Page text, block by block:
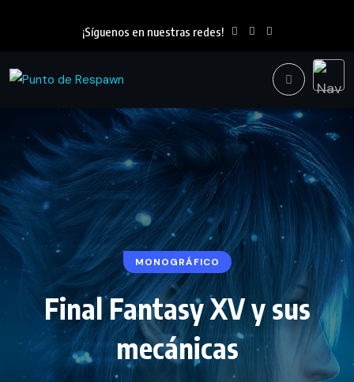
¡Síguenos en nuestras redes!
MONOGRÁFICO
Final Fantasy XV y sus
mecánicas